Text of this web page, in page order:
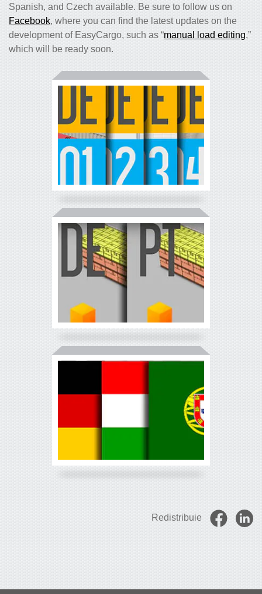
Spanish, and Czech available. Be sure to follow us on
Facebook, where you can find the latest updates on the
development of EasyCargo, such as “manual load editing,”
which will be ready soon.
Redistribuie